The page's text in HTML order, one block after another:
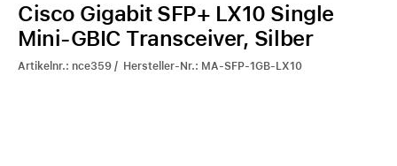
Cisco Gigabit SFP+ LX10 Single
Mini-GBIC Transceiver, Silber
Artikelnr.: nce359 / Hersteller-Nr.: MA-SFP-1GB-LX10